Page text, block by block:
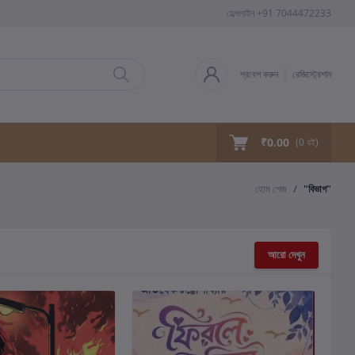
হেল্পলাইন +91 7044472233
প্রবেশ করুন রেজিস্ট্রেশান
₹0.00 (0 বই)
হোম পেজ "বিভাগ"
আরো দেখুন